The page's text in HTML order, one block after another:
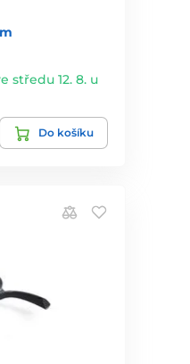
středu 12. 8. u
Do košíku